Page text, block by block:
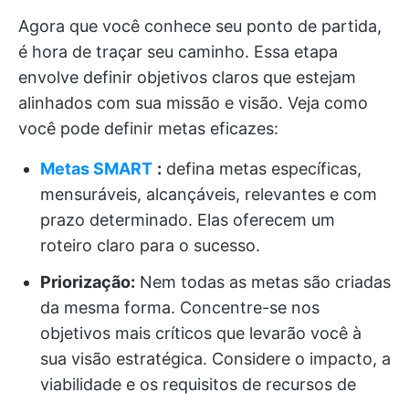
Agora que você conhece seu ponto de partida,
é hora de traçar seu caminho. Essa etapa
envolve definir objetivos claros que estejam
alinhados com sua missão e visão. Veja como
você pode definir metas eficazes:
Metas SMART : defina metas específicas,
mensuráveis, alcançáveis, relevantes e com
prazo determinado. Elas oferecem um
roteiro claro para o sucesso.
Priorização: Nem todas as metas são criadas
da mesma forma. Concentre-se nos
objetivos mais críticos que levarão você à
sua visão estratégica. Considere o impacto, a
viabilidade e os requisitos de recursos de